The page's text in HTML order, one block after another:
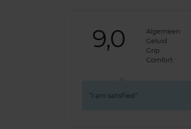
9,0 Algemeen
Geluid
Grip
Comfort
I am satisfied